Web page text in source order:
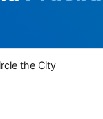
the City